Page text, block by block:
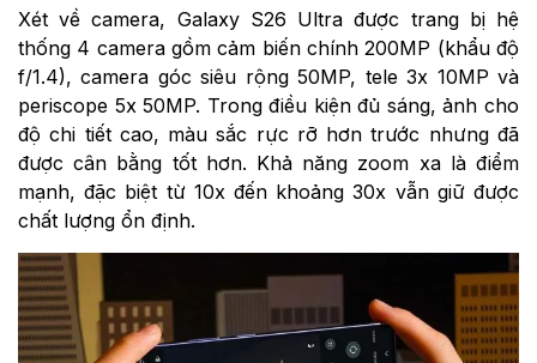
Xét về camera, Galaxy S26 Ultra được trang bị hệ
thống 4 camera gồm cảm biến chính 200MP (khẩu độ
f/1.4), camera góc siêu rộng 50MP, tele 3x 10MP và
periscope 5x 50MP. Trong điều kiện đủ sáng, ảnh cho
độ chi tiết cao, màu sắc rực rỡ hơn trước nhưng đã
được cân bằng tốt hơn. Khả năng zoom xa là điểm
mạnh, đặc biệt từ 10x đến khoảng 30x vẫn giữ được
chất lượng ổn định.